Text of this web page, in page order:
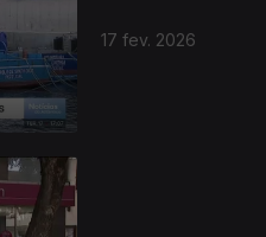
17 fev. 2026